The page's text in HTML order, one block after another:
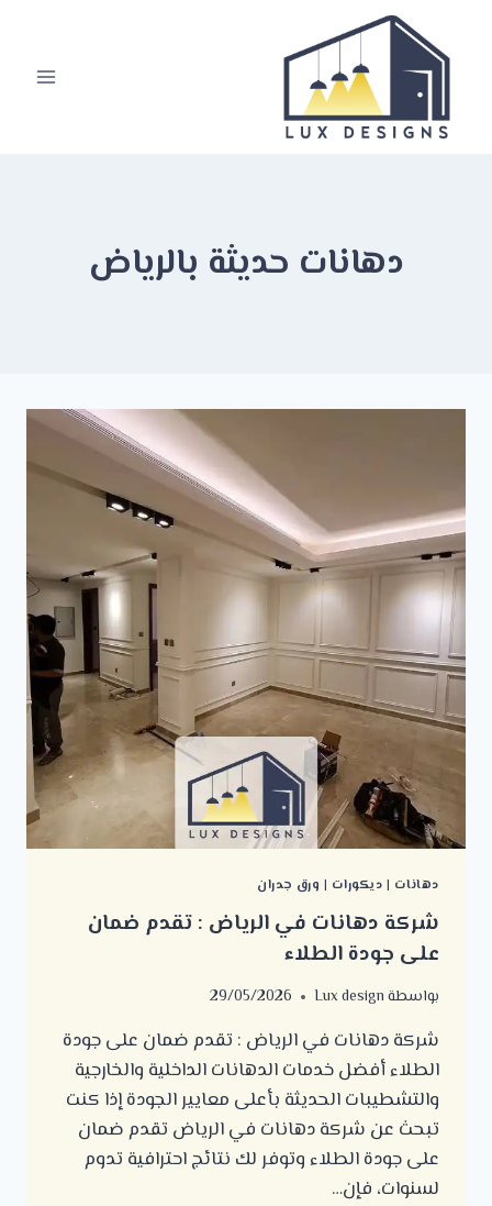
المحتوى
دهانات حديثة بالرياض
دهانات | ديكورات | ورق جدران
شركة دهانات في الرياض : تقدم ضمان
على جودة الطلاء
بواسطةLux design
29/05/2026
شركة دهانات في الرياض : تقدم ضمان على جودة
الطلاء أفضل خدمات الدهانات الداخلية والخارجية
والتشطيبات الحديثة بأعلى معايير الجودة إذا كنت
تبحث عن شركة دهانات في الرياض تقدم ضمان
على جودة الطلاء وتوفر لك نتائج احترافية تدوم
لسنوات، فإن…